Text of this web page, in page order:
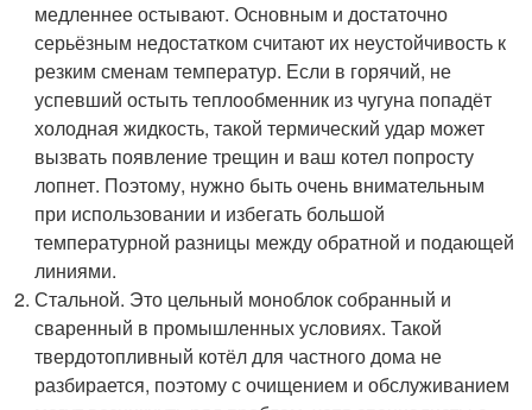
медленнее остывают. Основным и достаточно
серьёзным недостатком считают их неустойчивость к
резким сменам температур. Если в горячий, не
успевший остыть теплообменник из чугуна попадёт
холодная жидкость, такой термический удар может
вызвать появление трещин и ваш котел попросту
лопнет. Поэтому, нужно быть очень внимательным
при использовании и избегать большой
температурной разницы между обратной и подающей
линиями.
Стальной. Это цельный моноблок собранный и
сваренный в промышленных условиях. Такой
твердотопливный котёл для частного дома не
разбирается, поэтому с очищением и обслуживанием